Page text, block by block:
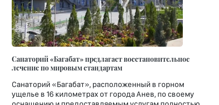
Санаторий «Багабат» предлагает восстановительное
лечение по мировым стандартам
Санаторий «Багабат», расположенный в горном
ущелье в 16 километрах от города Анев, по своему